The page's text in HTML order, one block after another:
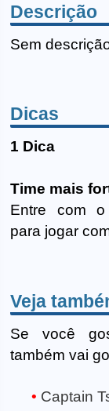
Descrição
Sem
Dicas
1 Dica
Time mais
Entre com o
para jogar
Veja
Se você
também vai
Captain